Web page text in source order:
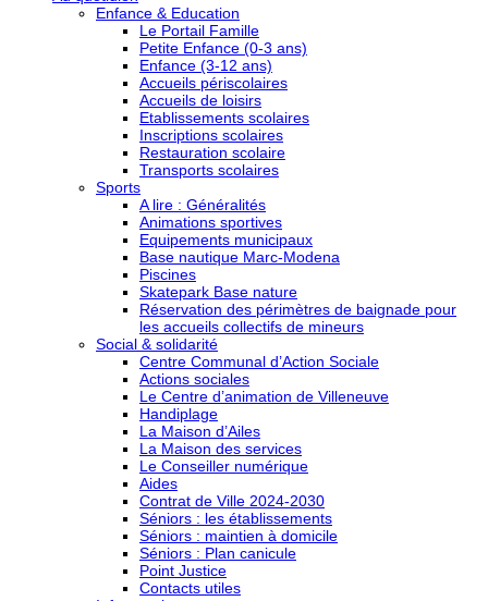
Enfance & Education
Le Portail Famille
Petite Enfance (0-3 ans)
Enfance (3-12 ans)
Accueils périscolaires
Accueils de loisirs
Etablissements scolaires
Inscriptions scolaires
Restauration scolaire
Transports scolaires
Sports
A lire : Généralités
Animations sportives
Equipements municipaux
Base nautique Marc-Modena
Piscines
Skatepark Base nature
Réservation des périmètres de baignade pour
les accueils collectifs de mineurs
Social & solidarité
Centre Communal d’Action Sociale
Actions sociales
Le Centre d’animation de Villeneuve
Handiplage
La Maison d’Ailes
La Maison des services
Le Conseiller numérique
Aides
Contrat de Ville 2024-2030
Séniors : les établissements
Séniors : maintien à domicile
Séniors : Plan canicule
Point Justice
Contacts utiles